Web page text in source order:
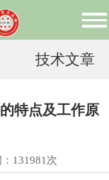
技术文章
特点及工作原
131981 次